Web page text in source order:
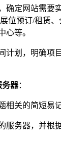
确定网站需要
位预订/租赁
心等。
计划，明确项
务器：
相关的简短易
服务器，并根